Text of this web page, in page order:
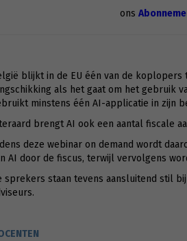
ons
blijkt in de EU één van de
als het gaat om het gebruik
minstens één AI-applicatie in zijn
brengt AI ook een aantal fiscale
deze webinar on demand wordt
AI door de fiscus, terwijl vervolgens
sprekers staan tevens aansluitend stil